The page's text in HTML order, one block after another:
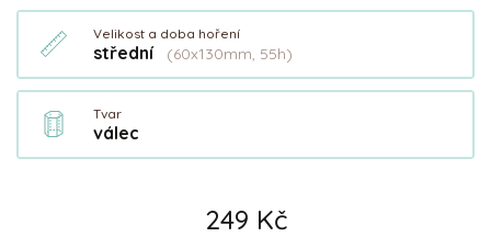
Velikost a doba hoření
střední (60x130mm, 55h)
Tvar
válec
249 Kč